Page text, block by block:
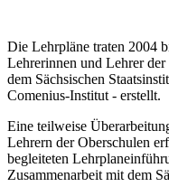
Die Lehrpläne traten 2004
Lehrerinnen und Lehrer
dem Sächsischen
Comenius-Institut - erstellt.
Eine teilweise
Lehrern der Oberschulen
begleiteten
Zusammenarbeit mit dem